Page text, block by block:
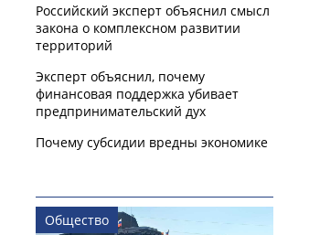
Российский эксперт объяснил смысл
закона о комплексном развитии
территорий
Эксперт объяснил, почему
финансовая поддержка убивает
предпринимательский дух
Почему субсидии вредны экономике
Общество